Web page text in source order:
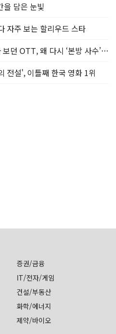
을 담은 눈빛
자주 보는 할리우드 스타
[김민서의 AI가-중계] 골라 보던 OTT, 왜 다시 ‘본방 사수’를 부르나
전설', 이틀째 한국 영화 1위
증권/금융
IT/전자/게임
건설/부동산
화학/에너지
제약/바이오